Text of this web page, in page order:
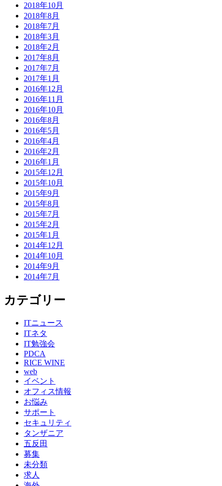
2018年10月
2018年8月
2018年7月
2018年3月
2018年2月
2017年8月
2017年7月
2017年1月
2016年12月
2016年11月
2016年10月
2016年8月
2016年5月
2016年4月
2016年2月
2016年1月
2015年12月
2015年10月
2015年9月
2015年8月
2015年7月
2015年2月
2015年1月
2014年12月
2014年10月
2014年9月
2014年7月
カテゴリー
ITニュース
ITネタ
IT勉強会
PDCA
RICE WINE
web
イベント
オフィス情報
お悩み
サポート
セキュリティ
タンザニア
五反田
募集
未分類
求人